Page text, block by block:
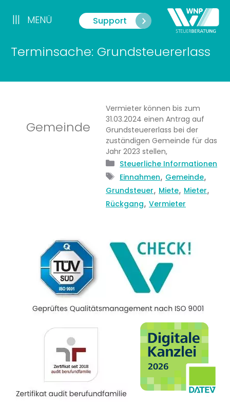
Inhalt
springen
Support
||| MENÜ
Terminsache: Grundsteuererlass
Gemeinde
Vermieter können bis zum
31.03.2024 einen Antrag auf
Grundsteuererlass bei der
zuständigen Gemeinde für das
Jahr 2023 stellen,
Kategorien
Steuerliche Informationen
Schlagwörter
Einnahmen, Gemeinde,
Grundsteuer, Miete, Mieter,
Rückgang, Vermieter